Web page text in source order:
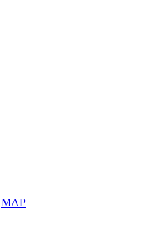
MAP